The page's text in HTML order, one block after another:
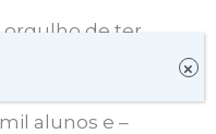
orgulho de ter
alunos e –
×